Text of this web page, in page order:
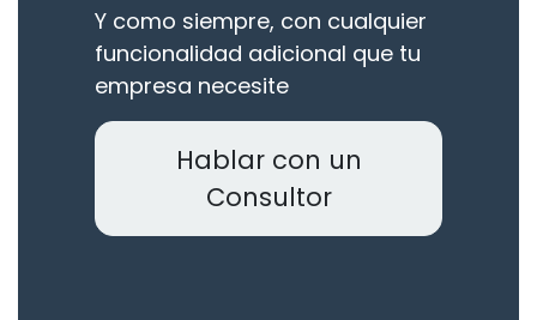
Y como siempre, con cualquier
funcionalidad adicional que tu
empresa necesite
Hablar con un
Consultor